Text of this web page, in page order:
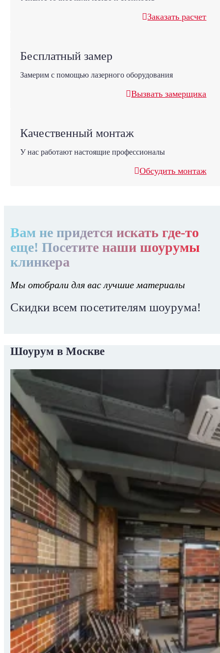
Заказать расчет
Бесплатный замер
Замерим с помощью лазерного оборудования
Вызвать замерщика
Качественный монтаж
У нас работают настоящие профессионалы
Обсудить монтаж
Вам не придется искать где-то
еще! Посетите наши шоурумы
клинкера
Мы отобрали для вас лучшие материалы
Скидки всем посетителям шоурума!
Шоурум в Москве